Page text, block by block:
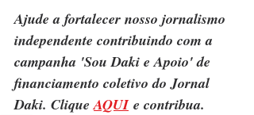
Ajude a fortalecer nosso jornalismo
independente contribuindo com a
campanha 'Sou Daki e Apoio' de
financiamento coletivo do Jornal
Daki. Clique AQUI e contribua.